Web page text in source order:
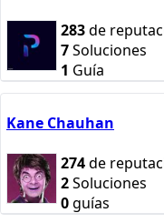
283de
7Soluciones
1 Guía
Kane Chauhan
274de
2Soluciones
0guías